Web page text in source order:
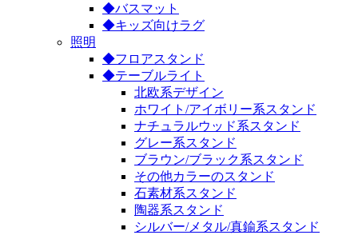
◆バスマット
◆キッズ向けラグ
照明
◆フロアスタンド
◆テーブルライト
北欧系デザイン
ホワイト/アイボリー系スタンド
ナチュラルウッド系スタンド
グレー系スタンド
ブラウン/ブラック系スタンド
その他カラーのスタンド
石素材系スタンド
陶器系スタンド
シルバー/メタル/真鍮系スタンド